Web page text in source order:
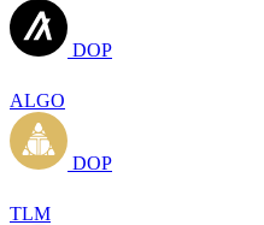
DOP
ALGO
DOP
TLM